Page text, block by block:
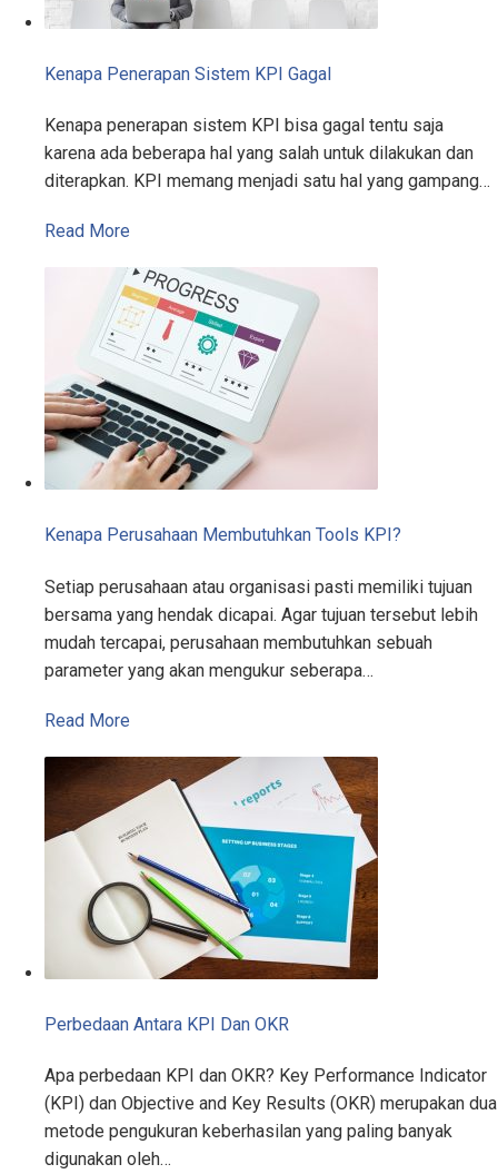
Kenapa Penerapan Sistem KPI Gagal
Kenapa penerapan sistem KPI bisa gagal tentu saja
karena ada beberapa hal yang salah untuk dilakukan dan
diterapkan. KPI memang menjadi satu hal yang gampang…
Read More
Kenapa Perusahaan Membutuhkan Tools KPI?
Setiap perusahaan atau organisasi pasti memiliki tujuan
bersama yang hendak dicapai. Agar tujuan tersebut lebih
mudah tercapai, perusahaan membutuhkan sebuah
parameter yang akan mengukur seberapa…
Read More
Perbedaan Antara KPI Dan OKR
Apa perbedaan KPI dan OKR? Key Performance Indicator
(KPI) dan Objective and Key Results (OKR) merupakan dua
metode pengukuran keberhasilan yang paling banyak
digunakan oleh…